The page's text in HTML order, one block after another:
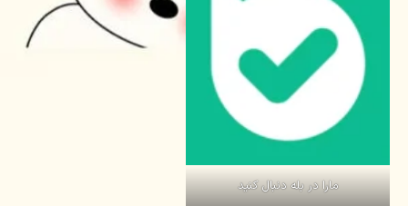
مارا در بله دنبال کنید